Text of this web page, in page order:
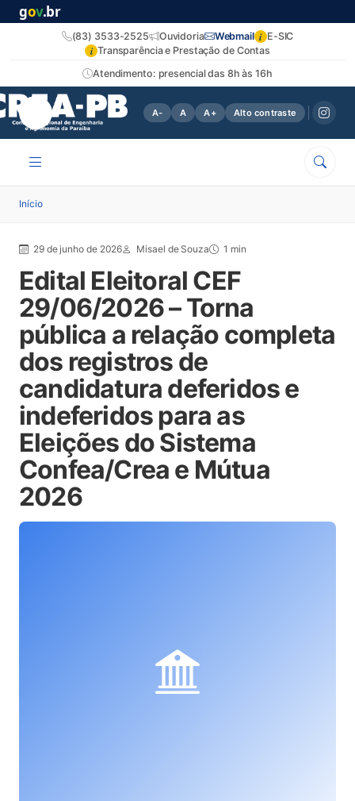
gov.br
Atendimento: presencial das 8h às 16h
(83) 3533-2525 Ouvidoria Webmail i E-SIC
i Transparência e Prestação de Contas
A- A A+ Alto contraste
Início
29 de junho de 2026 Misael de Souza 1 min
Edital Eleitoral CEF
29/06/2026 – Torna
pública a relação completa
dos registros de
candidatura deferidos e
indeferidos para as
Eleições do Sistema
Confea/Crea e Mútua
2026